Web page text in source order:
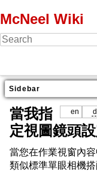
McNeel Wiki
Sidebar
en
當我指
定視圖鏡頭
當您在作業視窗內
類似標準單眼相機